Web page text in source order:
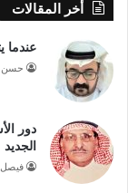
أخر المقالات
عندما
حسن
دور
الجديد